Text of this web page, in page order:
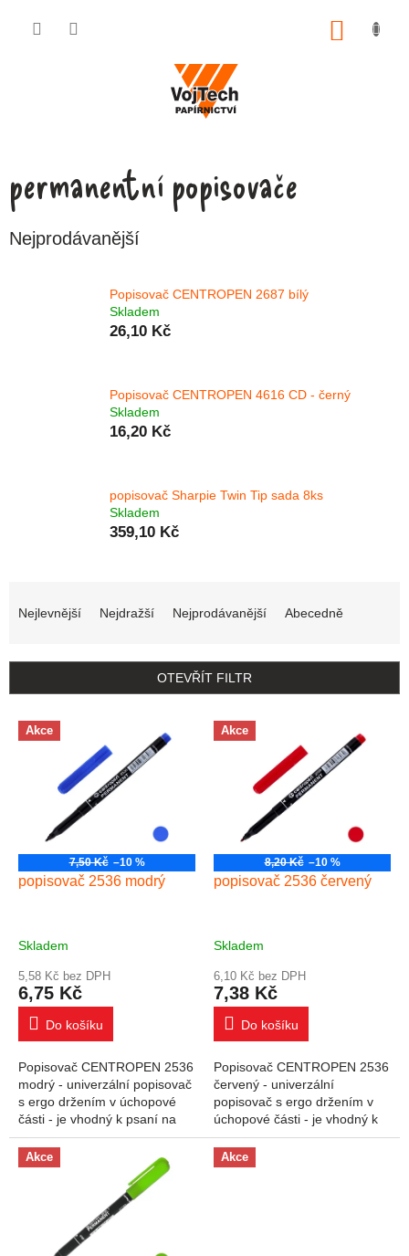
permanentní popisovače
Nejprodávanější
Popisovač CENTROPEN 2687 bílý
Skladem
26,10 Kč
Popisovač CENTROPEN 4616 CD - černý
Skladem
16,20 Kč
popisovač Sharpie Twin Tip sada 8ks
Skladem
359,10 Kč
Nejlevnější Nejdražší Nejprodávanější Abecedně
OTEVŘÍT FILTR
Výpis produktů
Akce
7,50 Kč –10 %
popisovač 2536 modrý
Skladem
5,58 Kč bez DPH
6,75 Kč
Do košíku
Popisovač CENTROPEN 2536
modrý - univerzální popisovač
s ergo držením v úchopové
části - je vhodný k psaní na
beton, kámen, dřevo, film,
fólie, kov, plast, pryž, sklo,...
Akce
8,20 Kč –10 %
popisovač 2536 červený
Skladem
6,10 Kč bez DPH
7,38 Kč
Do košíku
Popisovač CENTROPEN 2536
červený - univerzální
popisovač s ergo držením v
úchopové části - je vhodný k
psaní na beton, kámen, dřevo,
film, fólie, kov, plast, pryž,
sklo,...
Akce Akce